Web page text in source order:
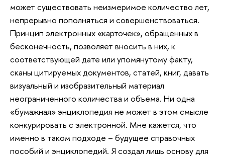
может существовать неизмеримое количество лет,
непрерывно пополняться и совершенствоваться.
Принцип электронных «карточек», обращенных в
бесконечность, позволяет вносить в них, к
соответствующей дате или упомянутому факту,
сканы цитируемых документов, статей, книг, давать
визуальный и изобразительный материал
неограниченного количества и объема. Ни одна
«бумажная» энциклопедия не может в этом смысле
конкурировать с электронной. Мне кажется, что
именно в таком подходе – будущее справочных
пособий и энциклопедий. Я создал лишь основу для